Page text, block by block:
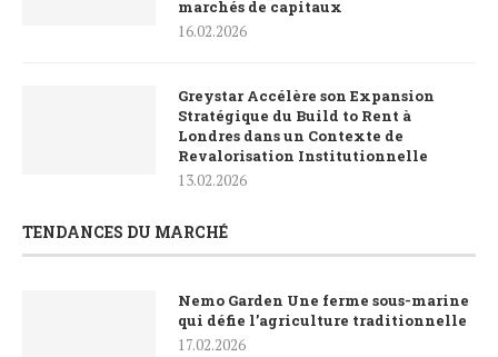
marchés de capitaux
16.02.2026
Greystar Accélère son Expansion
Stratégique du Build to Rent à
Londres dans un Contexte de
Revalorisation Institutionnelle
13.02.2026
TENDANCES DU MARCHÉ
Nemo Garden Une ferme sous-marine
qui défie l’agriculture traditionnelle
17.02.2026